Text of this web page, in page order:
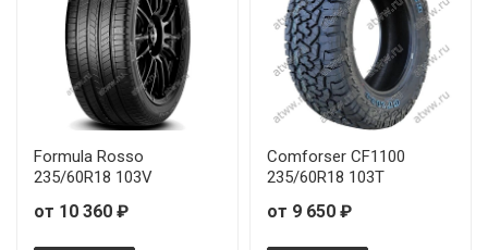
Formula Rosso
235/60R18 103V
от 10 360 ₽
Comforser CF1100
235/60R18 103Т
от 9 650 ₽